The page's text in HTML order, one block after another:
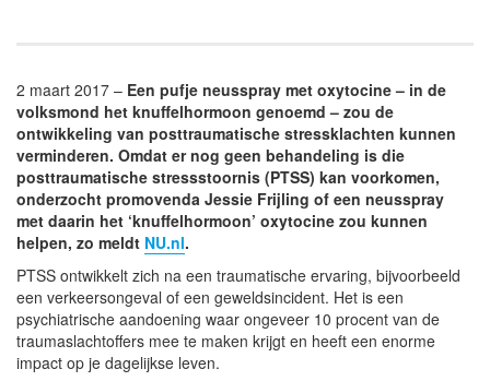
2 maart 2017 – Een pufje neusspray met oxytocine – in de
volksmond het knuffelhormoon genoemd – zou de
ontwikkeling van posttraumatische stressklachten kunnen
verminderen. Omdat er nog geen behandeling is die
posttraumatische stressstoornis (PTSS) kan voorkomen,
onderzocht promovenda Jessie Frijling of een neusspray
met daarin het ‘knuffelhormoon’ oxytocine zou kunnen
helpen, zo meldt NU.nl.
PTSS ontwikkelt zich na een traumatische ervaring, bijvoorbeeld
een verkeersongeval of een geweldsincident. Het is een
psychiatrische aandoening waar ongeveer 10 procent van de
traumaslachtoffers mee te maken krijgt en heeft een enorme
impact op je dagelijkse leven.